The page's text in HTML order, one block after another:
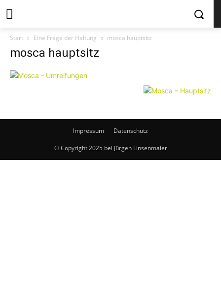
Start Eine Frage der Haltung mosca hauptsitz
mosca hauptsitz
Impressum Datenschutz
© Copyright 2025 bei Jürgen Linsenmaier